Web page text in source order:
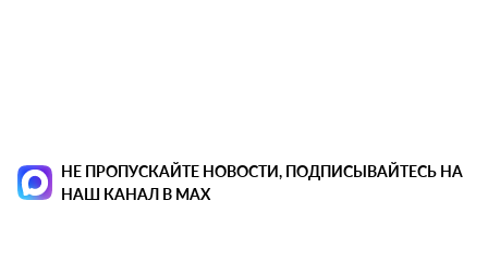
НЕ ПРОПУСКАЙТЕ НОВОСТИ, ПОДПИСЫВАЙТЕСЬ НА
НАШ КАНАЛ В MAX